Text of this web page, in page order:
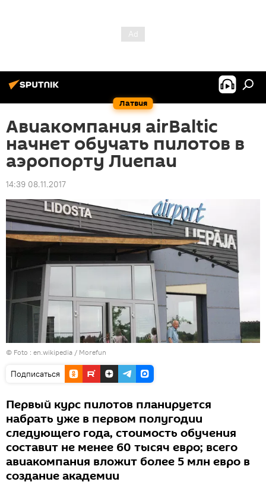
Латвия
Авиакомпания airBaltic
начнет обучать пилотов в
аэропорту Лиепаи
14:39 08.11.2017
© Foto : en.wikipedia / Morefun
Подписаться
Первый курс пилотов планируется
набрать уже в первом полугодии
следующего года, стоимость обучения
составит не менее 60 тысяч евро; всего
авиакомпания вложит более 5 млн евро в
создание академии